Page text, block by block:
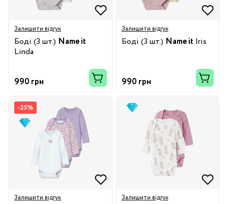
Залишити відгук
Боді (3 шт.) Name it
Linda
990 грн
Залишити відгук
Боді (3 шт.) Name it Iris
990 грн
-25%
Залишити відгук Залишити відгук